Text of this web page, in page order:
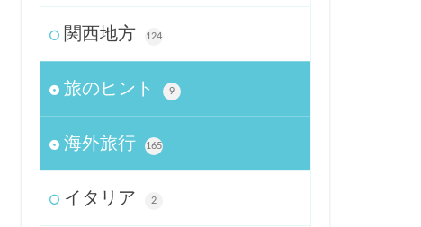
関西地方 124
旅のヒント 9
海外旅行 165
イタリア 2